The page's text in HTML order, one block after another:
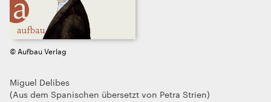
© Aufbau Verlag
Miguel Delibes
Aus dem Spanischen übersetzt von Petra Strien